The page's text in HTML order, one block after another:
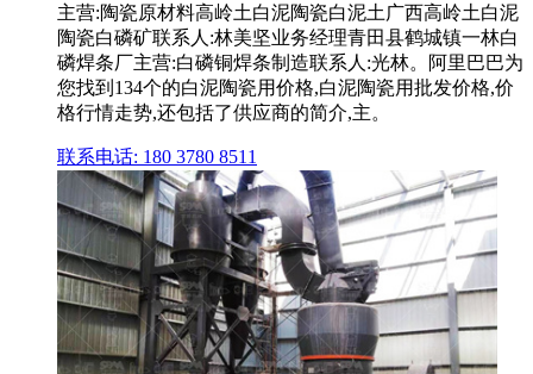
主营:陶瓷原材料高岭土白泥陶瓷白泥土广西高岭土白泥
陶瓷白磷矿联系人:林美坚业务经理青田县鹤城镇一林白
磷焊条厂主营:白磷铜焊条制造联系人:光林。阿里巴巴为
您找到134个的白泥陶瓷用价格,白泥陶瓷用批发价格,价
格行情走势,还包括了供应商的简介,主。
联系电话: 180 3780 8511